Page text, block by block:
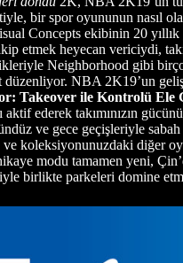
bir spor oyununun nasıl
Concepts ekibinin 20
etmek heyecan vericiydi,
Neighborhood gibi
NBA 2K19’un
Takeover ile Kontrolü Ele
ederek takımınızın
ve gece geçişleriyle
koleksiyonunuzdaki diğer
modu tamamen yeni,
birlikte parkeleri domine